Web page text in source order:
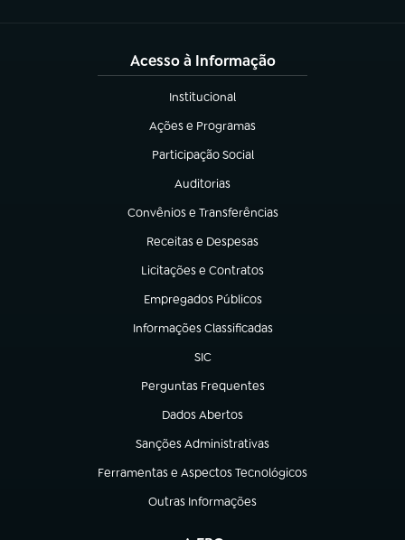
Acesso à Informação
Institucional
(abre em nova aba)
Ações e Programas
(abre em nova aba)
Participação Social
(abre em nova aba)
Auditorias
(abre em nova aba)
Convênios e Transferências
(abre em nova aba)
Receitas e Despesas
(abre em nova aba)
Licitações e Contratos
(abre em nova aba)
Empregados Públicos
(abre em nova aba)
Informações Classificadas
(abre em nova aba)
SIC
(abre em nova aba)
Perguntas Frequentes
(abre em nova aba)
Dados Abertos
(abre em nova aba)
Sanções Administrativas
(abre em nova aba)
Ferramentas e Aspectos Tecnológicos
(abre em nova aba)
Outras Informações
(abre em nova aba)